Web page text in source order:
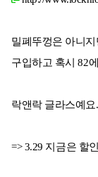
밀폐뚜껑은 아니
구입하고 혹시 82
락앤락 글라스예요.
=> 3.29 지금은 할